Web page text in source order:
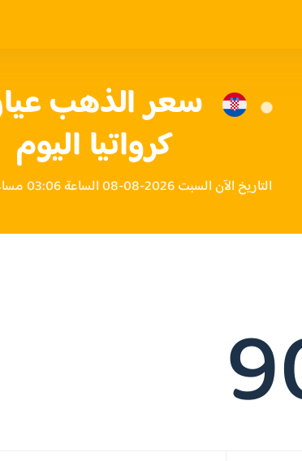
كرواتيا اليوم
التاريخ الآن السبت 2026-08-08 الساعة 03:06 مساءً بتوقيت كرواتيا